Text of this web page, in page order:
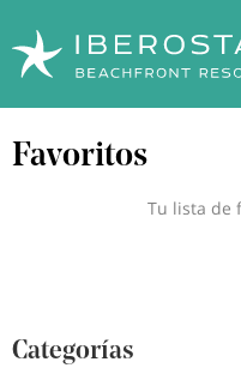
Favoritos
Tu lista de
Categorías